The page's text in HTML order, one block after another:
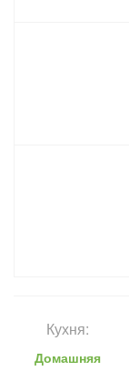
Кухня:
Домашняя